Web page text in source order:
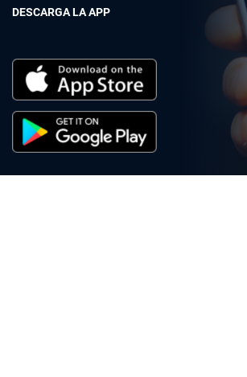
DESCARGA LA APP